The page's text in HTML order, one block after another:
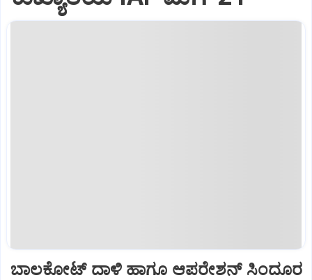
ಬಾಲಕೋಟ್‌ ದಾಳಿ ಹಾಗೂ ಆಪರೇಶನ್‌ ಸಿಂದೂರ